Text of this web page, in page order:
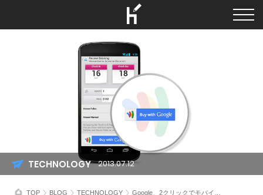
TOP BLOG TECHNOLOGY Google、2クリックでモバイルコマースを完了できる“Buy with Google”をリリース
TECHNOLOGY 2013.07.12